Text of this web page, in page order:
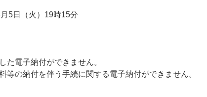
5日（火）19時15分
た電子納付ができません。
等の納付を伴う手続に関する電子納付ができません。